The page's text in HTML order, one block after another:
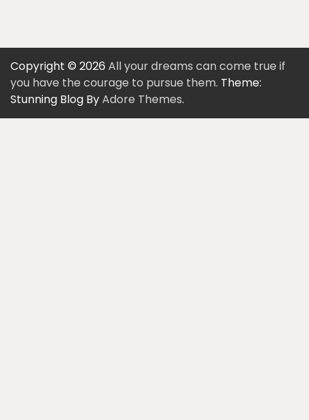
Copyright © 2026 All your dreams can come true if
you have the courage to pursue them. Theme:
Stunning Blog ByAdore Themes.